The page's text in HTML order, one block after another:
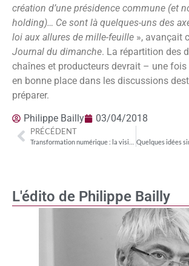
L'édito de Philippe Bailly
création d’une présidence commune (et
holding)… Ce sont là quelques-uns des
loi aux allures de mille-feuille », avançait
Journal du dimanche. La répartition des
chaînes et producteurs devrait – une
en bonne place dans les discussions
préparer.
Philippe Bailly 03/04/2018
PRÉCÉDENT